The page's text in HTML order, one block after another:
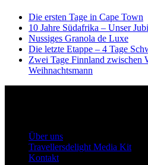
Die ersten Tage in Cape Town
10 Jahre Südafrika – Unser
Nussiges Granola de Luxe
Die letzte Etappe – 4 Tage
Zwei Tage Finnland zwischen
Weihnachtsmann
Über uns
Travellersdelight Media Kit
Kontakt